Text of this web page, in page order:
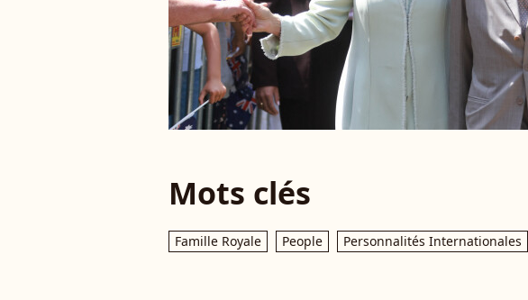
Mots clés
Famille Royale People Personnalités Internationales